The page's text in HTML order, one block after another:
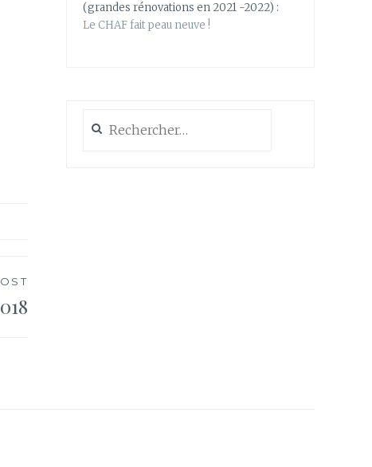
(grandes rénovations en 2021 -2022) :
Le CHAF fait peau neuve !